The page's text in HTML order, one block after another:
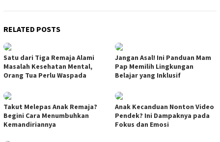
RELATED POSTS
Satu dari Tiga Remaja Alami
Masalah Kesehatan Mental,
Orang Tua Perlu Waspada
Jangan Asal! Ini Panduan Mam
Pap Memilih Lingkungan
Belajar yang Inklusif
Takut Melepas Anak Remaja?
Begini Cara Menumbuhkan
Kemandiriannya
Anak Kecanduan Nonton Video
Pendek? Ini Dampaknya pada
Fokus dan Emosi